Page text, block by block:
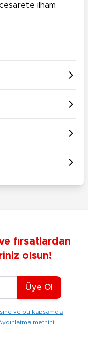
ilham
fırsatlardan
olsun!
Adresiniz
Üye Ol
ve bu kapsamda
metnini